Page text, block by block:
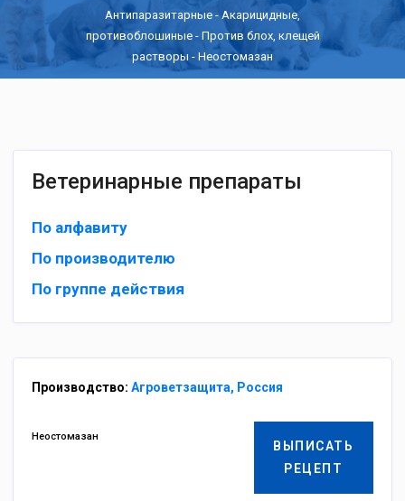
Антипаразитарные - Акарицидные,
противоблошиные- Против блох, клещей
растворы - Неостомазан
Ветеринарные препараты
По алфавиту
По производителю
По группе действия
Производство: Агроветзащита, Россия
ВЫПИСАТЬ
РЕЦЕПТ
Неостомазан